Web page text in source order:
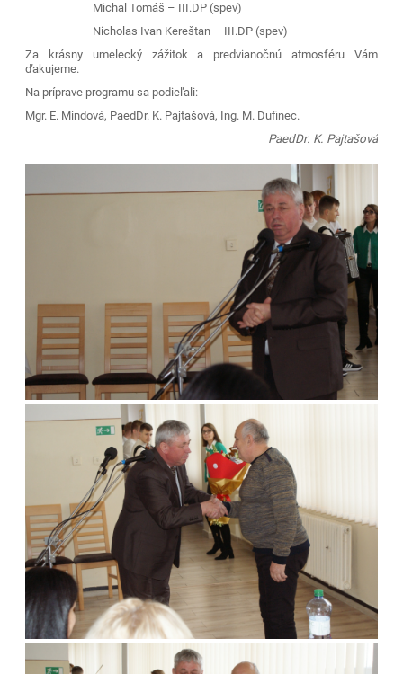
Michal Tomáš – III.DP (spev)
Nicholas Ivan Kereštan – III.DP (spev)
Za krásny umelecký zážitok a predvianočnú atmosféru Vám
ďakujeme.
Na príprave programu sa podieľali:
Mgr. E. Mindová, PaedDr. K. Pajtašová, Ing. M. Dufinec.
PaedDr. K. Pajtašová